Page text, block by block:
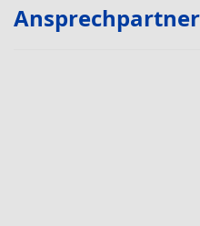
Ansprechpartner